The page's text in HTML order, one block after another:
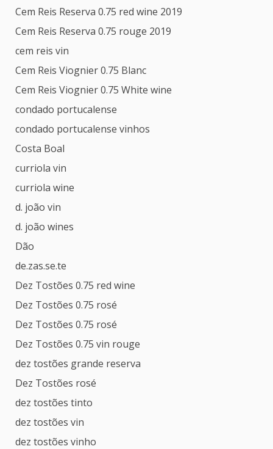
Cem Reis Reserva 0.75 red wine 2019
Cem Reis Reserva 0.75 rouge 2019
cem reis vin
Cem Reis Viognier 0.75 Blanc
Cem Reis Viognier 0.75 White wine
condado portucalense
condado portucalense vinhos
Costa Boal
curriola vin
curriola wine
d. joão vin
d. joão wines
Dão
de.zas.se.te
Dez Tostões 0.75 red wine
Dez Tostões 0.75 rosé
Dez Tostões 0.75 rosé
Dez Tostões 0.75 vin rouge
dez tostões grande reserva
Dez Tostões rosé
dez tostões tinto
dez tostões vin
dez tostões vinho